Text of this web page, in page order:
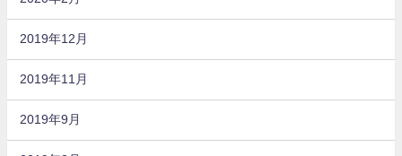
2019年12月
2019年11月
2019年9月